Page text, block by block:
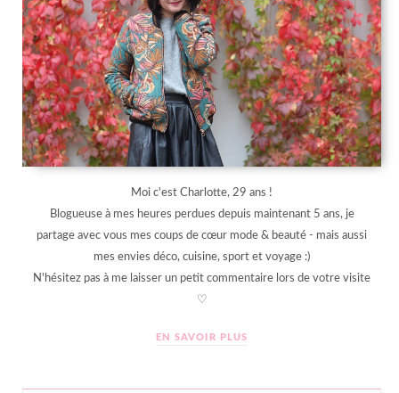
Moi c'est Charlotte, 29 ans !
Blogueuse à mes heures perdues depuis maintenant 5 ans, je
partage avec vous mes coups de cœur mode & beauté - mais aussi
mes envies déco, cuisine, sport et voyage :)
N'hésitez pas à me laisser un petit commentaire lors de votre visite
♡
EN SAVOIR PLUS